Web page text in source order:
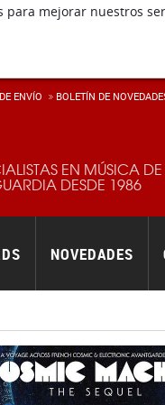
para mejorar nuestros
EN MÚSICA DE
DESDE 1986
NOVEDADES
ENVÍ­O BOLETÍN DE